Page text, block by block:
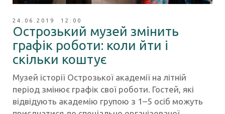
24.06.2019 12:00
Острозький музей змінить
графік роботи: коли йти і
скільки коштує
Музей історії Острозької академії на літній
період змінює графік свої роботи. Гостей, які
відвідують академію групою з 1–5 осіб можуть